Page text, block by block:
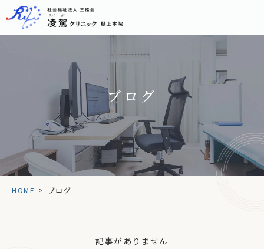
ブログ
HOME > ブログ
記事がありません